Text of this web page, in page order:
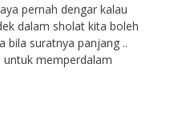
pernah dengar kalau
dalam sholat kita boleh
bila suratnya panjang ..
memperdalam